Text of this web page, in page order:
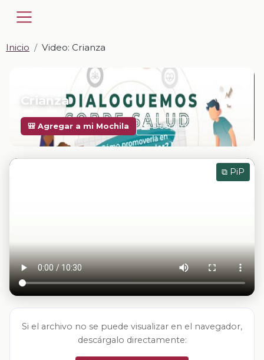
Inicio Video: Crianza
Crianza
🎒 Agregar a mi Mochila Descargar
⧉ PiP
Si el archivo no se puede visualizar en el navegador,
descárgalo directamente: